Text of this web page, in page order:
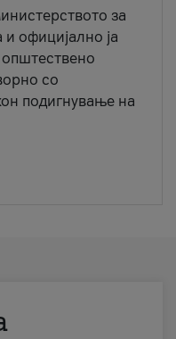
за
официјално ја
општествено
со
подигнување на